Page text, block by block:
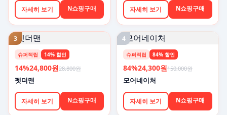
자세히 보기 N쇼핑구매 자세히 보기 N쇼핑구매
3
슈퍼적립 14% 할인
14%24,800원28,800원
펫더맨
자세히 보기 N쇼핑구매
4
슈퍼적립 84% 할인
84%24,300원150,000원
모어네이처
자세히 보기 N쇼핑구매